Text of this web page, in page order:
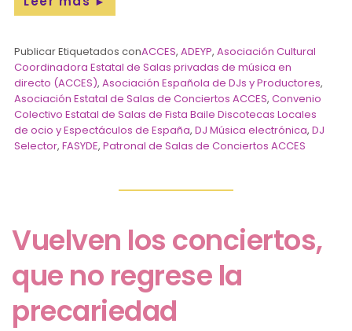
Publicar Etiquetados conACCES,ADEYP,Asociación Cultural
Coordinadora Estatal de Salas privadas de música en
directo (ACCES),Asociación Española de DJs y Productores,
Asociación Estatal de Salas de Conciertos ACCES,Convenio
Colectivo Estatal de Salas de Fista Baile Discotecas Locales
de ocio y Espectáculos de España,DJ Música electrónica,DJ
Selector,FASYDE,Patronal de Salas de Conciertos ACCES
Vuelven los conciertos,
que no regrese la
precariedad